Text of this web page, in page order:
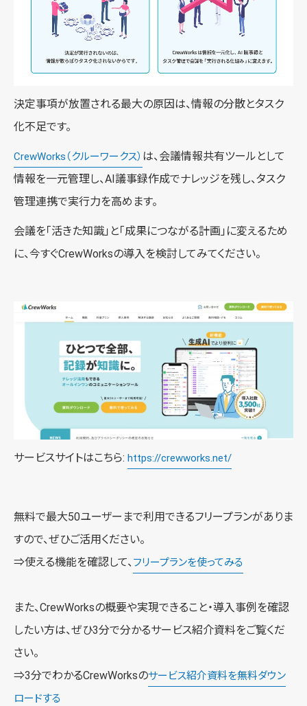
決定事項が放置される最大の原因は、情報の分散とタスク
化不足です。
CrewWorks（クルーワークス） は、会議情報共有ツールとして
情報を一元管理し、AI議事録作成でナレッジを残し、タスク
管理連携で実行力を高めます。
会議を「活きた知識」と「成果につながる計画」に変えるため
に、今すぐCrewWorksの導入を検討してみてください。
サービスサイトはこちら: https://crewworks.net/
無料で最大50ユーザーまで利用できるフリープランがありま
すので、ぜひご活用ください。
⇒使える機能を確認して、フリープランを使ってみる
また、CrewWorksの概要や実現できること・導入事例を確認
したい方は、ぜひ3分で分かるサービス紹介資料をご覧くだ
さい。
⇒3分でわかるCrewWorksのサービス紹介資料を無料ダウン
ロードする